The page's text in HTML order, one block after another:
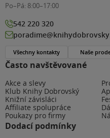
Často navštěvované
Akce a slevy
Klub Knihy Dobrovský
Knižní závisláci
Affiliate spolupráce
Poukazy pro firmy
Dodací podmínky
Po–Pá: 8:00–17:00
542 220 320
Všechny kontakty Naše